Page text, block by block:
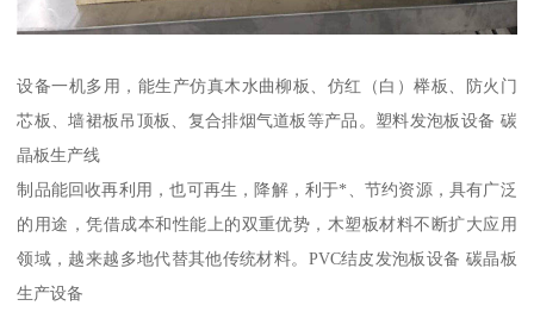
设备一机多用，能生产仿真木水曲柳板、仿红（白）榉板、防火门
芯板、墙裙板吊顶板、复合排烟气道板等产品。塑料发泡板设备 碳
晶板生产线
制品能回收再利用，也可再生，降解，利于*、节约资源，具有广泛
的用途，凭借成本和性能上的双重优势，木塑板材料不断扩大应用
领域，越来越多地代替其他传统材料。PVC结皮发泡板设备 碳晶板
生产设备